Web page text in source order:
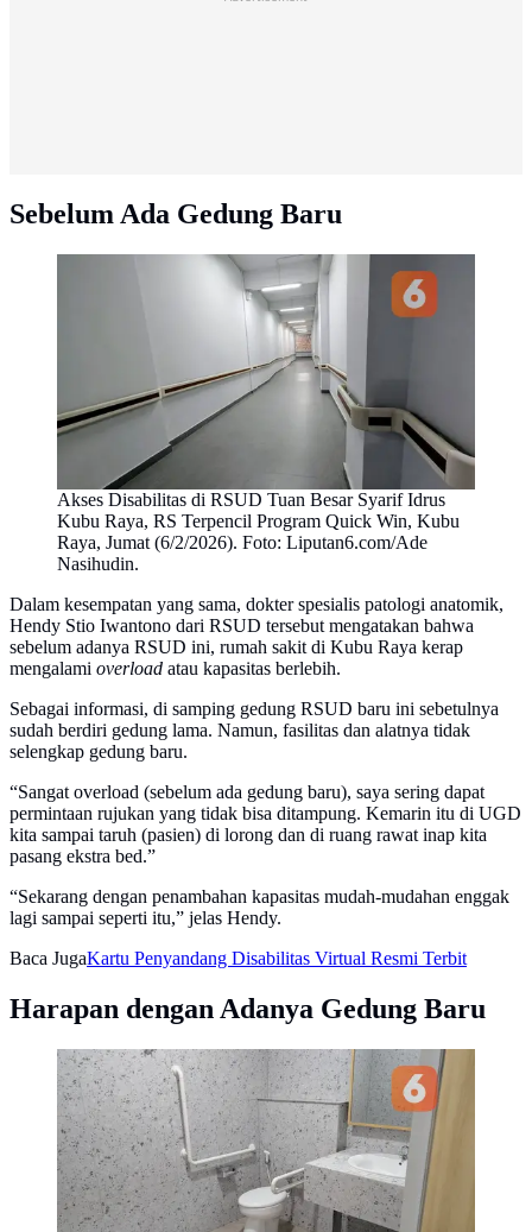
Sebelum Ada Gedung Baru
Akses Disabilitas di RSUD Tuan Besar Syarif Idrus
Kubu Raya, RS Terpencil Program Quick Win, Kubu
Raya, Jumat (6/2/2026). Foto: Liputan6.com/Ade
Nasihudin.
Dalam kesempatan yang sama, dokter spesialis patologi anatomik,
Hendy Stio Iwantono dari RSUD tersebut mengatakan bahwa
sebelum adanya RSUD ini, rumah sakit di Kubu Raya kerap
mengalami overload atau kapasitas berlebih.
Sebagai informasi, di samping gedung RSUD baru ini sebetulnya
sudah berdiri gedung lama. Namun, fasilitas dan alatnya tidak
selengkap gedung baru.
“Sangat overload (sebelum ada gedung baru), saya sering dapat
permintaan rujukan yang tidak bisa ditampung. Kemarin itu di UGD
kita sampai taruh (pasien) di lorong dan di ruang rawat inap kita
pasang ekstra bed.”
“Sekarang dengan penambahan kapasitas mudah-mudahan enggak
lagi sampai seperti itu,” jelas Hendy.
Baca JugaKartu Penyandang Disabilitas Virtual Resmi Terbit
Harapan dengan Adanya Gedung Baru